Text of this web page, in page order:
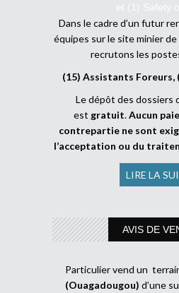
et (1) Safety
Dans le cadre d’un futur
équipes sur le site minier de
recrutons les
(15) Assistants Foreurs,
Le dépôt des dossiers
est gratuit.Aucun
contrepartie ne sont
l’acceptation ou du
LIRE LA
AVIS DE
Particulier vend un
(Ouagadougou) d’une